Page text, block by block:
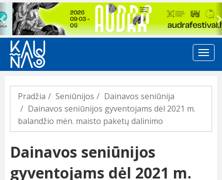
Previous
Pradžia Seniūnijos
Dainavos seniūnija
Dainavos seniūnijos gyventojams dėl 2021 m.
balandžio mėn. maisto paketų dalinimo
Dainavos seniūnijos
gyventojams dėl 2021 m.